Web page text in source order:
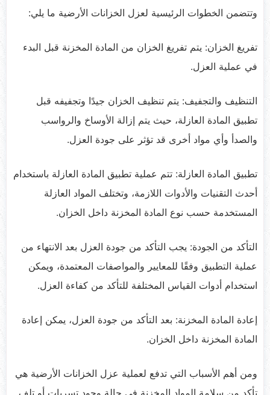
وتتضمن الخطوات الرئيسية لعزل الخزانات الأرضية ما يلي:
تفريغ الخزان: يتم تفريغ الخزان من المادة المخزنة قبل البدء
في عملية العزل.
التنظيف والتجفيف: يتم تنظيف الخزان جيدًا وتجفيفه قبل
تطبيق المادة العازلة، حيث يتم إزالة الأوساخ والرواسب
والصدأ وأي مواد أخرى قد تؤثر على جودة العزل.
تطبيق المادة العازلة: تتم عملية تطبيق المادة العازلة باستخدام
أحدث التقنيات والأدوات اللازمة، وتختلف المواد العازلة
المستخدمة حسب نوع المادة المخزنة داخل الخزان.
التأكد من الجودة: يجب التأكد من جودة العزل بعد الانتهاء من
عملية التطبيق وفقًا للمعايير والمواصفات المعتمدة، ويمكن
استخدام أدوات القياس المختلفة للتأكد من كفاءة العزل.
إعادة المادة المخزنة: بعد التأكد من جودة العزل، يمكن إعادة
المادة المخزنة داخل الخزان.
ومن أهم الأسباب التي تدفع لعملية عزل الخزانات الأرضية هي
تأكد من سلامة المواد المخزنة في حالة وجود تسربات أو تلف